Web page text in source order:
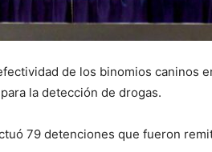
de los binomios caninos
la detección de drogas.
79 detenciones que fueron